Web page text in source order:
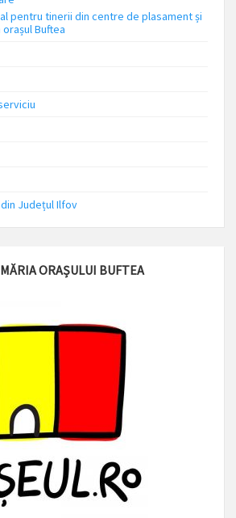
pentru tinerii din centre de plasament și
Buftea
Județul Ilfov
ORAȘULUI BUFTEA